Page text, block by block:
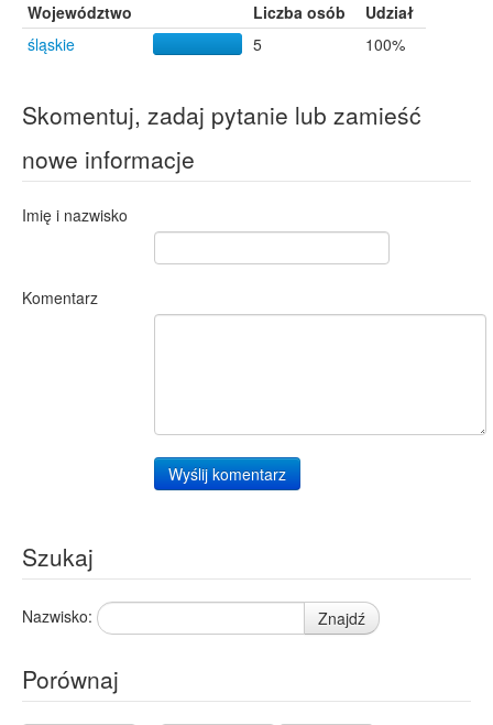
Województwo Liczba osób
Udział
śląskie
5 100%
Skomentuj, zadaj pytanie lub zamieść
nowe informacje
Imię i nazwisko
Komentarz
Wyślij komentarz
Szukaj
Nazwisko: Znajdź
Porównaj